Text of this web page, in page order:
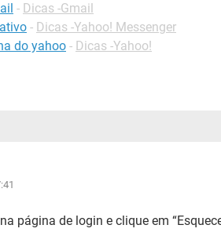
- Dicas -Gmail
- Dicas -Yahoo! Messenger
do yahoo - Dicas -Yahoo!
página de login e clique em